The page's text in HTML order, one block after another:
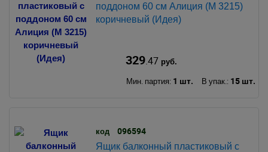
поддоном 60 см Алиция (М 3215)
коричневый (Идея)
329.47 руб.
Мин. партия: 1 шт. В упак.: 15 шт.
код 096594
Ящик балконный пластиковый с